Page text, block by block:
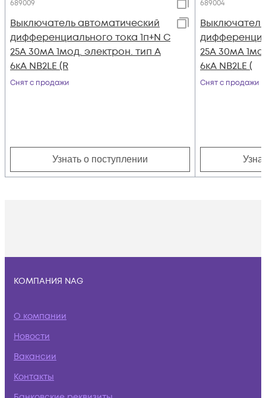
689009
Выключатель автоматический
дифференциального тока 1п+N C
25А 30мА 1мод. электрон. тип A
6кА NB2LE (R
Снят с продажи
Узнать о поступлении
689004
25А 30мА
6кА NB2LE (
Снят с продажи
КОМПАНИЯ NAG
О компании
Новости
Вакансии
Контакты